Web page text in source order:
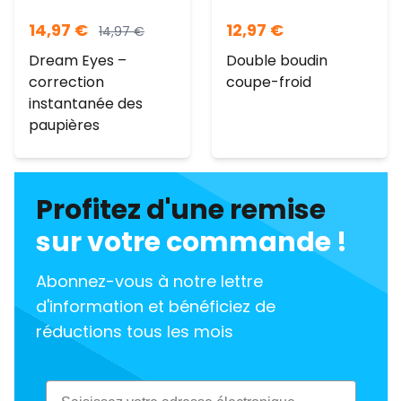
14,97 € 14,97€
Dream Eyes –
correction
instantanée des
paupières
12,97 €
Double boudin
coupe-froid
Profitez d'une remise
sur votre commande !
Abonnez-vous à notre lettre
d'information et bénéficiez de
réductions tous les mois
Email